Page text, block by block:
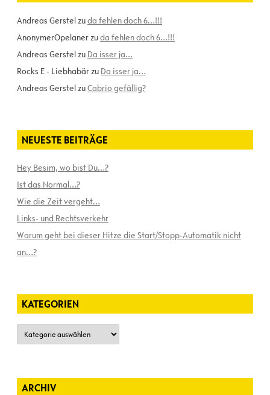
Andreas Gerstelzuda fehlen doch 6…!!!
AnonymerOpelanerzuda fehlen doch 6…!!!
Andreas Gerstelzu Da isser ja…
Rocks E - Liebhabärzu Da isser ja…
Andreas GerstelzuCabrio gefällig?
NEUESTE BEITRÄGE
Hey Besim, wo bist Du…?
Ist das Normal…?
Wie die Zeit vergeht…
Links- und Rechtsverkehr
Warum geht bei dieser Hitze die Start/Stopp-Automatik nicht
an…?
KATEGORIEN
Kategorien
ARCHIV